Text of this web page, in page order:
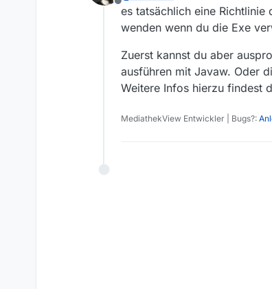
Was kann ich tun?
Danke
Offline
es tatsächlich eine
wenden wenn du die Exe
Zuerst kannst du aber
ausführen mit Javaw. Oder
Weitere Infos hierzu findest
MediathekView Entwickler | Bugs?: